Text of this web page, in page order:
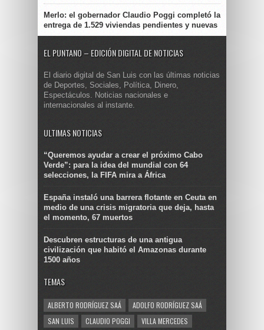
Merlo: el gobernador Claudio Poggi completó la
entrega de 1.529 viviendas pendientes y nuevas
EL PUNTANO – EDICIÓN DIGITAL DE NOTICIAS
El diario digital de San Luis con las últimas noticias
de Deportes, Sociales, Política, Dinero,
Espectáculos. Noticias nacionales e
internacionales al instante.
ULTIMAS NOTICIAS
“Queremos ayudar a crear el próximo Cabo
Verde”: para la idea del mundial con 64
selecciones, la FIFA mira a África
España instaló una barrera flotante en Ceuta en
medio de una crisis migratoria que deja, hasta
el momento, 67 muertos
Descubren estructuras de una antigua
civilización que habitó el Amazonas durante
1500 años
TEMAS
ALBERTO RODRÍGUEZ SAÁ
ADOLFO RODRÍGUEZ SAÁ
SAN LUIS
CLAUDIO POGGI
VILLA MERCEDES